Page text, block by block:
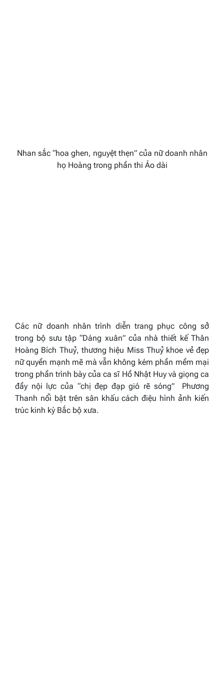
Nhan sắc “hoa ghen, nguyệt thẹn” của nữ doanh nhân
họ Hoàng trong phần thi Áo dài
Các nữ doanh nhân trình diễn trang phục công sở
trong bộ sưu tập“Dáng xuân” của nhà thiết kế Thân
Hoàng Bích Thuỷ, thương hiệu Miss Thuỷ khoe vẻ đẹp
nữ quyền mạnh mẽ mà vẫn không kém phần mềm mại
trong phần trình bày của ca sĩ Hồ Nhật Huy và giọng ca
đầy nội lực của “chị đẹp đạp gió rẽ sóng” Phương
Thanh nổi bật trên sân khấu cách điệu hình ảnh kiến
trúc kinh kỳ Bắc bộ xưa.